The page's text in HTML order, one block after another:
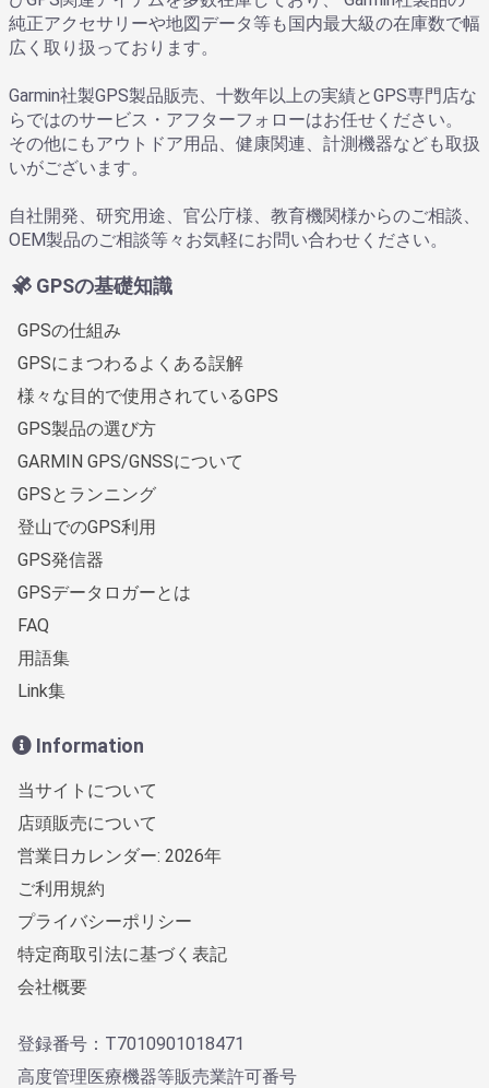
純正アクセサリーや地図データ等も国内最大級の在庫数で幅
広く取り扱っております。
Garmin社製GPS製品販売、十数年以上の実績とGPS専門店な
らではのサービス・アフターフォローはお任せください。
その他にもアウトドア用品、健康関連、計測機器なども取扱
いがございます。
自社開発、研究用途、官公庁様、教育機関様からのご相談、
OEM製品のご相談等々お気軽にお問い合わせください。
GPSの基礎知識
GPSの仕組み
GPSにまつわるよくある誤解
様々な目的で使用されているGPS
GPS製品の選び方
GARMIN GPS/GNSSについて
GPSとランニング
登山でのGPS利用
GPS発信器
GPSデータロガーとは
FAQ
用語集
Link集
Information
当サイトについて
店頭販売について
営業日カレンダー: 2026年
ご利用規約
プライバシーポリシー
特定商取引法に基づく表記
会社概要
登録番号：T7010901018471
高度管理医療機器等販売業許可番号